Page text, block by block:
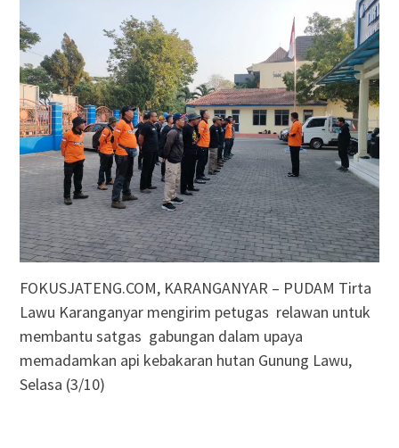
FOKUSJATENG.COM, KARANGANYAR – PUDAM Tirta
Lawu Karanganyar mengirim petugas relawan untuk
membantu satgas gabungan dalam upaya
memadamkan api kebakaran hutan Gunung Lawu,
Selasa (3/10)